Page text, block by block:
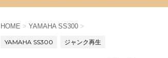
HOME > YAMAHA SS300 >
YAMAHA SS300 ジャンク再生